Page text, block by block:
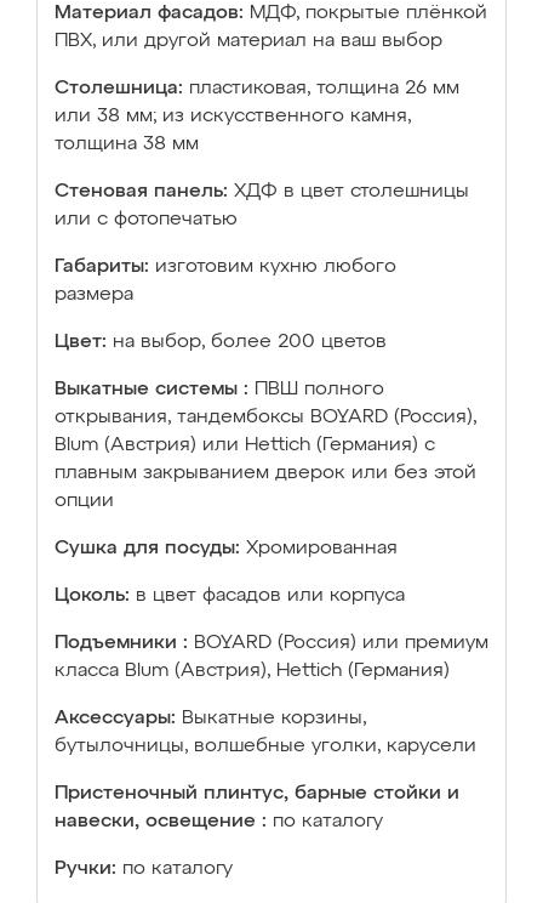
Материал фасадов: МДФ, покрытые плёнкой
ПВХ, или другой материал на ваш выбор
Столешница: пластиковая, толщина 26 мм
или 38 мм; из искусственного камня,
толщина 38 мм
Стеновая панель: ХДФ в цвет столешницы
или с фотопечатью
Габариты: изготовим кухню любого
размера
Цвет: на выбор, более 200 цветов
Выкатные системы :
ПВШ полного
открывания, тандембоксы BOYARD (Россия),
Blum (Австрия) или Hettich (Германия) с
плавным закрыванием дверок или без этой
опции
Сушка для посуды: Хромированная
Цоколь: в цвет фасадов или корпуса
Подъемники : BOYARD (Россия) или премиум
класса Blum (Австрия), Hettich (Германия)
Аксессуары: Выкатные корзины,
бутылочницы, волшебные уголки, карусели
Пристеночный плинтус, барные стойки и
навески, освещение : по каталогу
Ручки: по каталогу